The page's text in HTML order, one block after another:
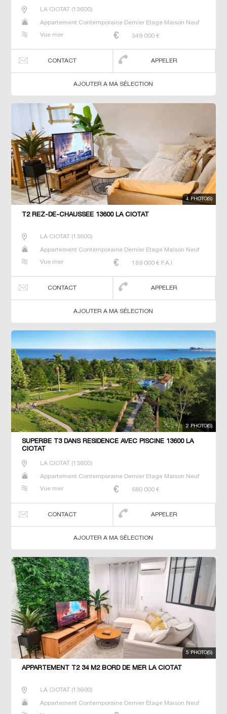
LA CIOTAT(13600)
Appartement Contemporaine Dernier Etage Maison Neuf
Vue mer
349 000 €
CONTACT APPELER
AJOUTER A MA SÉLECTION
4 PHOTO(S)
T2 REZ-DE-CHAUSSÉE 13600 LA CIOTAT
LA CIOTAT(13600)
Appartement Contemporaine Dernier Etage Maison Neuf
Vue mer
189 000 € F.A.I
CONTACT APPELER
AJOUTER A MA SÉLECTION
2 PHOTO(S)
SUPERBE T3 DANS RÉSIDENCE AVEC PISCINE 13600 LA
CIOTAT
LA CIOTAT(13600)
Appartement Contemporaine Dernier Etage Maison Neuf
Vue mer
680 000 €
CONTACT APPELER
AJOUTER A MA SÉLECTION
5 PHOTO(S)
APPARTEMENT T2 34 M2 BORD DE MER LA CIOTAT
LA CIOTAT(13600)
Appartement Contemporaine Dernier Etage Maison Neuf